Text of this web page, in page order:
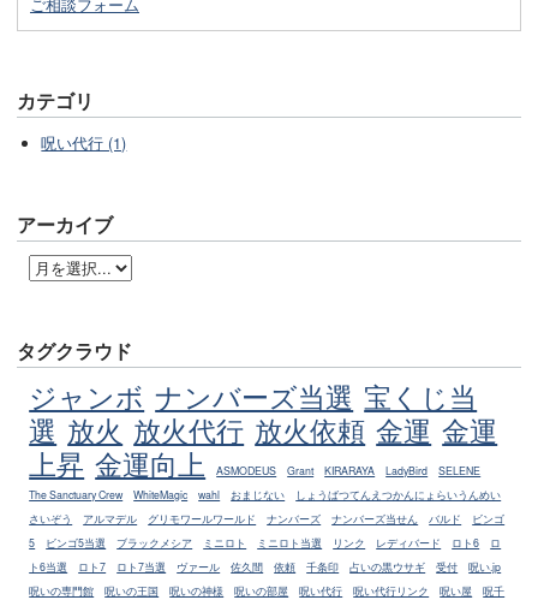
カテゴリ
呪い代行 (1)
アーカイブ
タグクラウド
ジャンボ ナンバーズ当選 宝くじ当
選 放火 放火代行 放火依頼 金運 金運
上昇 金運向上 ASMODEUS Grant KIRARAYA LadyBird
SELENE
The Sanctuary Crew
WhiteMagic wahl おまじない
しょうばつてんえつかんにょらいうんめい
さいぞう
アルマデル グリモワールワールド ナンバーズ ナンバーズ当せん バルド
ビンゴ
5
ビンゴ5当選 ブラックメシア ミニロト ミニロト当選 リンク レディバード ロト6
ロ
ト6当選
ロト7 ロト7当選 ヴァール 佐久間 依頼 千条印 占いの黒ウサギ 受付
呪い.jp
呪いの専門館
呪いの王国 呪いの神様 呪いの部屋 呪い代行 呪い代行リンク 呪い屋
呪千